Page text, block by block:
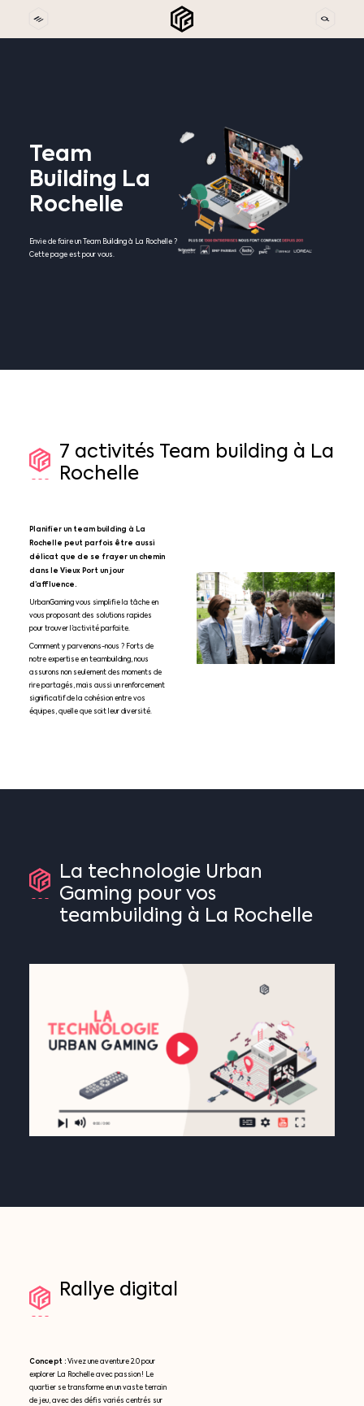
Team
Building La
Rochelle
Envie de faire un Team Building à La Rochelle ?
Cette page est pour vous.
7 activités Team building à La
Rochelle
Planifier un team building à La
Rochelle peut parfois être aussi
délicat que de se frayer un chemin
dans le Vieux Port un jour
d’affluence.
UrbanGaming vous simplifie la tâche en
vous proposant des solutions rapides
pour trouver l’activité parfaite.
Comment y parvenons-nous ? Forts de
notre expertise en teambuilding, nous
assurons non seulement des moments de
rire partagés, mais aussi un renforcement
significatif de la cohésion entre vos
équipes, quelle que soit leur diversité.
La technologie Urban
Gaming pour vos
teambuilding à La Rochelle
Rallye digital
Concept :Vivez une aventure 2.0 pour
explorer La Rochelle avec passion ! Le
quartier se transforme en un vaste terrain
de jeu, avec des défis variés centrés sur